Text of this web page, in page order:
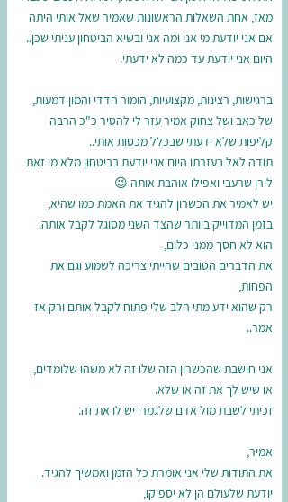
מאז, אחת השאלות הראשונות שאמיר שאל אותי היתה
אם אני יודעת מי אני ומה אני ובשיא הביטחון עניתי שכן..
היום אני יודעת עד כמה לא ידעתי.
ברגישות, רצינות, מקצועיות, הומור הדדי והמון דמעות,
של כאב ושל צחוק אמיר עזר לי להסיר כ"כ הרבה
קליפות שלא ידעתי שבכלל מכסות אותי..
תודה לאל בעזרתו היום אני יודעת בביטחון מלא מי זאת
לירן שרעבי ואפילו אוהבת אותה 😉
יש לאמיר את הכשרון להגיד את האמת כמו שהיא,
בזמן המדוייק ביותר שהצד השני מסוגל לקבל אותה.
הוא לא חסך ממני כלום,
את הדברים הטובים שהייתי צריכה לשמוע וגם את
הפחות,
רק שהוא ידע מתי הלב שלי פתוח לקבל אותם ורק אז
אמר..
אני חושבת שהכשרון הזה שלו זה לא משהו שלומדים,
או שיש לך את זה או שלא.
זכיתי לשבת מול אדם שלגמרי יש לו את זה.
אמיר,
את התודות שלי אני אומרת כל הזמן ואמשיך להגיד.
יודעת שלעולם הן לא יספיקו,